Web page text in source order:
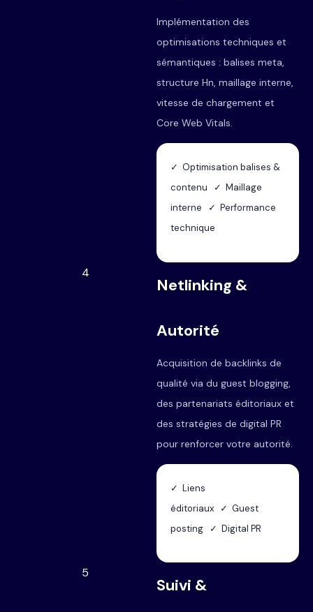
Implémentation des
optimisations techniques et
sémantiques : balises meta,
structure Hn, maillage interne,
vitesse de chargement et
Core Web Vitals.
✓ Optimisation balises &
contenu ✓ Maillage
interne ✓ Performance
technique
4
Netlinking &
Autorité
Acquisition de backlinks de
qualité via du guest blogging,
des partenariats éditoriaux et
des stratégies de digital PR
pour renforcer votre autorité.
✓ Liens
éditoriaux ✓ Guest
posting ✓ Digital PR
5
Suivi &